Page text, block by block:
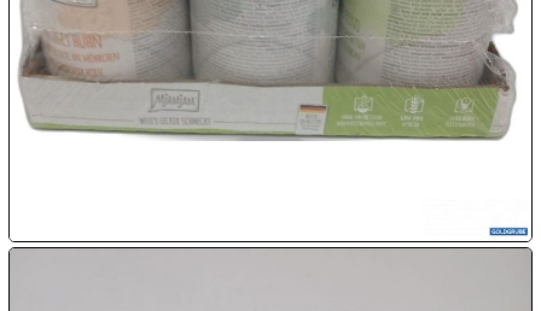
09.08:

09.08: